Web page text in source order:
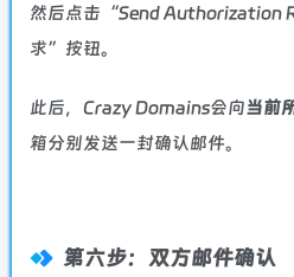
然后点击“Send Authorization
求”按钮。
此后，Crazy Domains会向当前
箱分别发送一封确认邮件。
第六步：双方邮件确认